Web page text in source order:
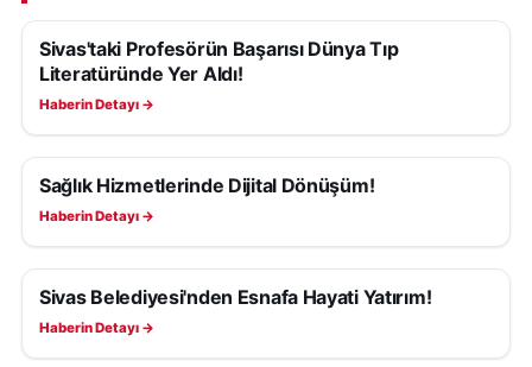
SAĞLIK
Sivas'taki Profesörün Başarısı Dünya Tıp
Literatüründe Yer Aldı!
Haberin Detayı →
SAĞLIK
Sağlık Hizmetlerinde Dijital Dönüşüm!
Haberin Detayı →
SAĞLIK
Sivas Belediyesi'nden Esnafa Hayati Yatırım!
Haberin Detayı →